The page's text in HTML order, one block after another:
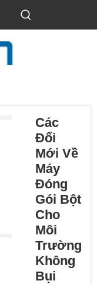
Các
Đổi
Mới Về
Máy
Đóng
Gói Bột
Cho
Môi
Trường
Không
Bụi